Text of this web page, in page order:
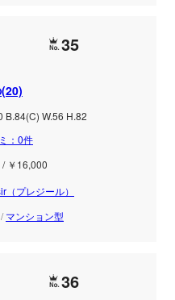
35
B.84(C) W.56 H.82
：0件
￥16,000
（プレジール）
/マンション型
36